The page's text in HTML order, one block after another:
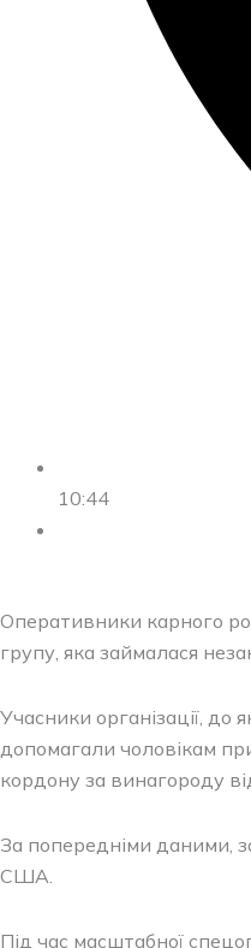
10:44
Оперативники карного
групу, яка займалася
Учасники організації,
допомагали чоловікам
кордону за винагороду
За попередніми даними,
США.
Під час масштабної